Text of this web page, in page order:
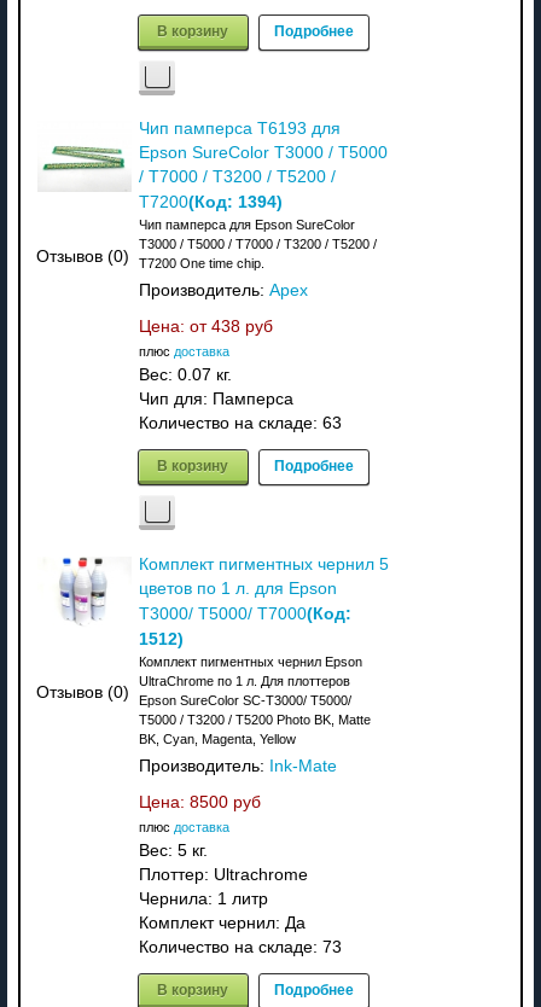
В корзину Подробнее
Отзывов (0)
Чип памперса T6193 для
Epson SureColor T3000 / T5000
/ T7000 / T3200 / T5200 /
T7200(Код: 1394)
Чип памперса для Epson SureColor
T3000 / T5000 / T7000 / T3200 / T5200 /
T7200 One time chip.
Производитель: Apex
Цена: от 438 руб
плюс доставка
Вес: 0.07 кг.
Чип для: Памперса
Количество на складе: 63
В корзину Подробнее
Отзывов (0)
Комплект пигментных чернил 5
цветов по 1 л. для Epson
T3000/ T5000/ T7000(Код:
1512)
Комплект пигментных чернил Epson
UltraChrome по 1 л. Для плоттеров
Epson SureColor SC-T3000/ T5000/
T5000 / T3200 / T5200 Photo BK, Matte
BK, Cyan, Magenta, Yellow
Производитель:
Ink-Mate
Цена: 8500 руб
плюс доставка
Вес: 5 кг.
Плоттер: Ultrachrome
Чернила: 1 литр
Комплект чернил: Да
Количество на складе: 73
В корзину Подробнее